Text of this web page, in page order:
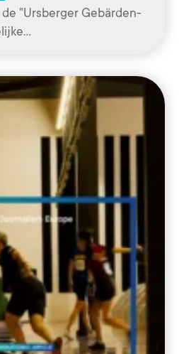
"Ursberger Gebärden-